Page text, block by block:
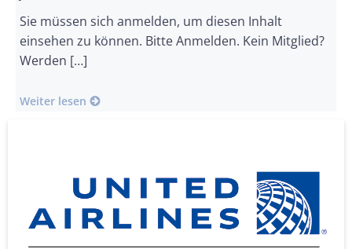
Sie müssen sich anmelden, um diesen Inhalt
einsehen zu können. Bitte Anmelden. Kein Mitglied?
Werden […]
Weiter lesen